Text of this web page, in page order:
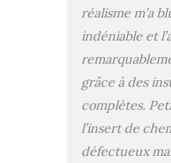
réalisme m’a
indéniable et
grâce à des
complètes.
l’insert de
défectueux